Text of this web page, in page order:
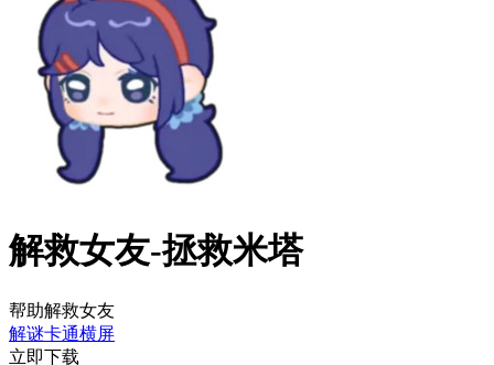
解救女友-拯救米塔
帮助解救女友
解谜卡通横屏
立即下载